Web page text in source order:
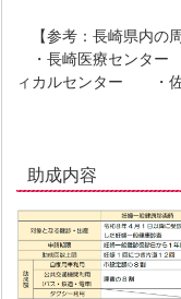
【参考：長崎県内の
・長崎医療センタ
ィカルセンター ・佐
助成内容